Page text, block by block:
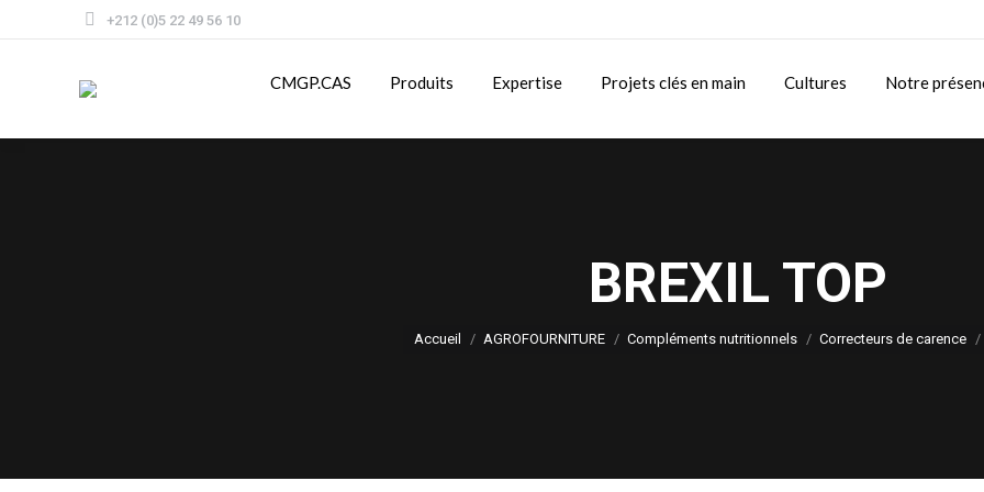
+212 (0)5 22 49 56 10
CMGP.CAS Produits Expertise Projets clés en main Cultures Notre
BREXIL TOP
Vous êtes ici :
Accueil AGROFOURNITURE Compléments nutritionnels Correcteurs de carence